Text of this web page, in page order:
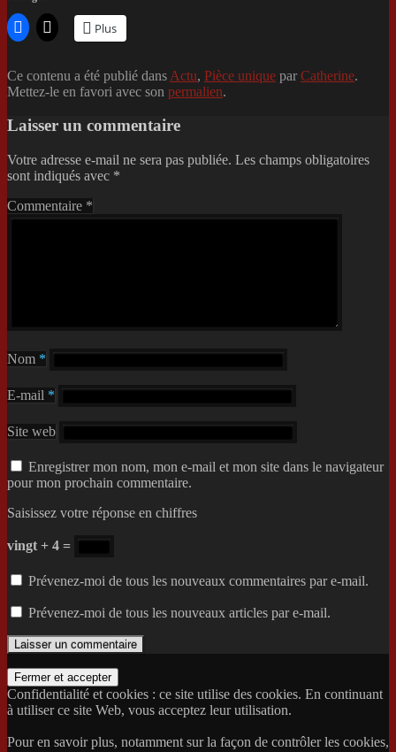
Plus
Ce contenu a été publié dans Actu, Pièce unique par Catherine.
Mettez-le en favori avec son permalien.
Laisser un commentaire
Votre adresse e-mail ne sera pas publiée. Les champs obligatoires
sont indiqués avec *
Commentaire *
Nom *
E-mail *
Site web
Enregistrer mon nom, mon e-mail et mon site dans le navigateur
pour mon prochain commentaire.
Saisissez votre réponse en chiffres
vingt + 4 =
Prévenez-moi de tous les nouveaux commentaires par e-mail.
Prévenez-moi de tous les nouveaux articles par e-mail.
Confidentialité et cookies : ce site utilise des cookies. En continuant
à utiliser ce site Web, vous acceptez leur utilisation.
Pour en savoir plus, notamment sur la façon de contrôler les cookies,